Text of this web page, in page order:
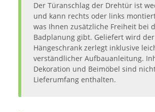
Der Türanschlag der Drehtür ist
und kann rechts oder links
was Ihnen zusätzliche Freiheit bei
Badplanung gibt. Geliefert wird der
Hängeschrank zerlegt inklusive
verständlicher Aufbauanleitung.
Dekoration und Beimöbel sind
Lieferumfang enthalten.